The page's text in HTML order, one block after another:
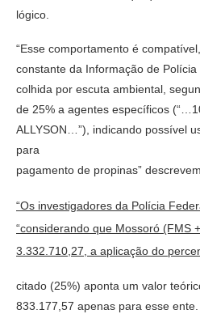
lógico.
“Esse comportamento é
constante da Informação de Polícia
colhida por escuta ambiental,
de 25% a agentes específicos
ALLYSON…”), indicando possível
para
pagamento de propinas”
“Os investigadores da Polícia
“considerando que Mossoró (FMS
3.332.710,27, a aplicação do
citado (25%) aponta um valor
833.177,57 apenas para esse